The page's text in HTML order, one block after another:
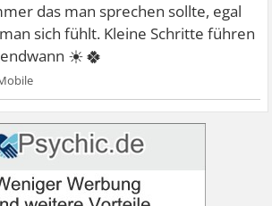
das man sprechen sollte, egal
sich fühlt. Kleine Schritte führen
☀🍀